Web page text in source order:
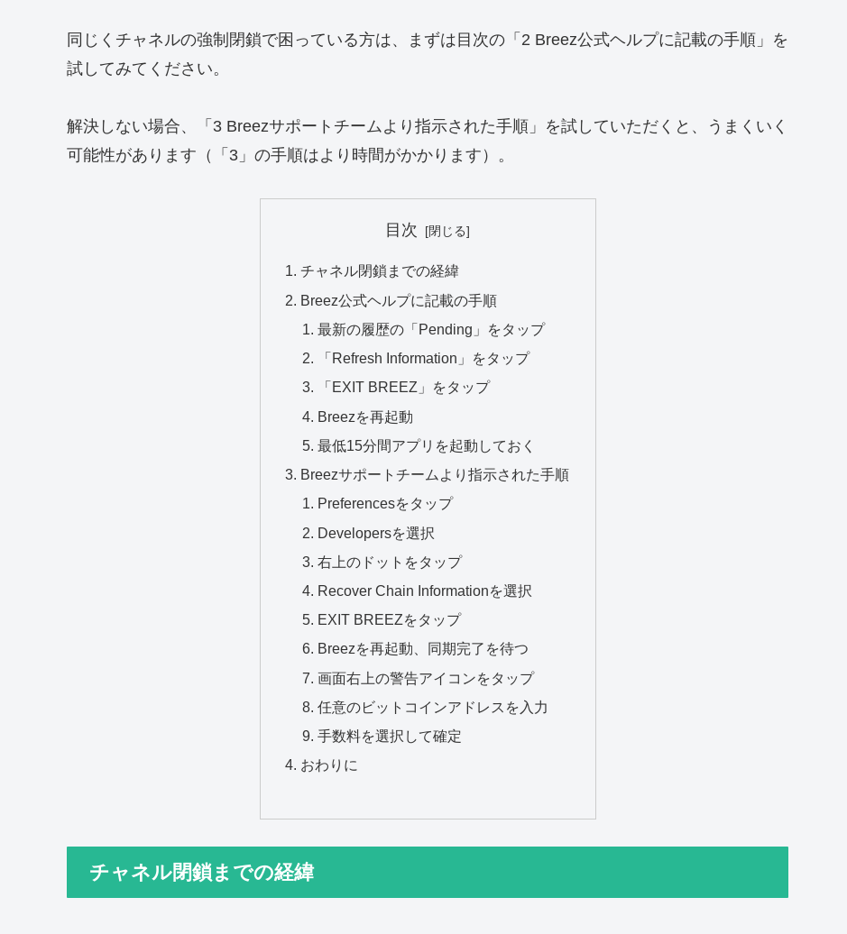
同じくチャネルの強制閉鎖で困っている方は、まずは目次の「2 Breez公式ヘルプに記載の手順」を
試してみてください。
解決しない場合、「3 Breezサポートチームより指示された手順」を試していただくと、うまくいく
可能性があります（「3」の手順はより時間がかかります）。
目次
チャネル閉鎖までの経緯
Breez公式ヘルプに記載の手順
最新の履歴の「Pending」をタップ
「Refresh Information」をタップ
「EXIT BREEZ」をタップ
Breezを再起動
最低15分間アプリを起動しておく
Breezサポートチームより指示された手順
Preferencesをタップ
Developersを選択
右上のドットをタップ
Recover Chain Informationを選択
EXIT BREEZをタップ
Breezを再起動、同期完了を待つ
画面右上の警告アイコンをタップ
任意のビットコインアドレスを入力
手数料を選択して確定
おわりに
チャネル閉鎖までの経緯